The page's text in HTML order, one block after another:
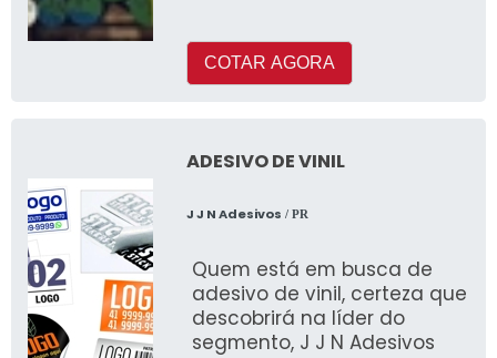
COTAR AGORA
ADESIVO DE VINIL
J J N Adesivos / PR
Quem está em busca de
adesivo de vinil, certeza que
descobrirá na líder do
segmento, J J N Adesivos